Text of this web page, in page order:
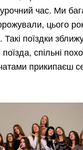
час. Ми
цього
Такі поїздки
спільні
прикипаєш